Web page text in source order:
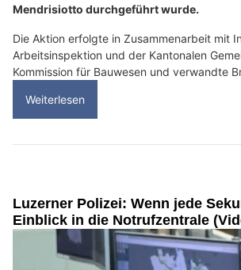
Mendrisiotto durchgeführt wurde.
Die Aktion erfolgte in Zusammenarbeit mit
Arbeitsinspektion und der Kantonalen
Kommission für Bauwesen und verwandte
Weiterlesen
Luzerner Polizei: Wenn jede
Einblick in die Notrufzentrale